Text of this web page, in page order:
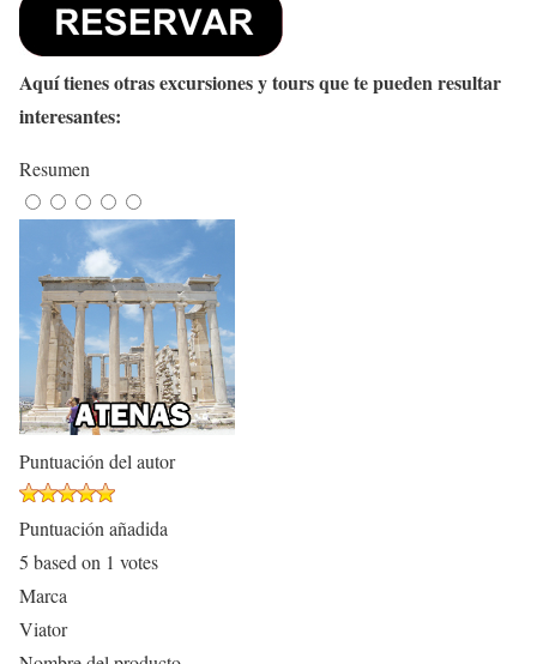
Aquí tienes otras excursiones y tours que te pueden resultar
interesantes:
Resumen
Puntuación del autor
Puntuación añadida
5 based on 1 votes
Marca
Viator